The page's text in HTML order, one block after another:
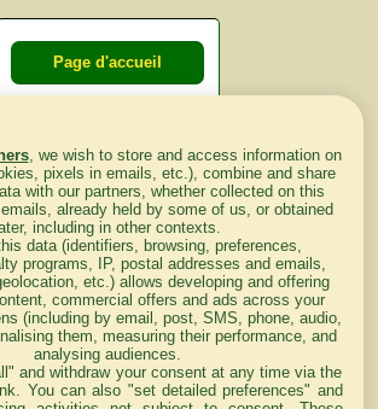
Page d'accueil
lendemain
Courses
d'aujourd'hui
Haut de Page
, we wish to store and access information on
pixels in emails, etc.), combine and share
with our partners, whether collected on this
already held by some of us, or obtained
including in other contexts.
data (identifiers, browsing, preferences,
programs, IP, postal addresses and emails,
etc.) allows developing and offering
commercial offers and ads across your
(including by email, post, SMS, phone, audio,
them, measuring their performance, and
analysing audiences.
and withdraw your consent at any time via the
. You can also "set detailed preferences" and